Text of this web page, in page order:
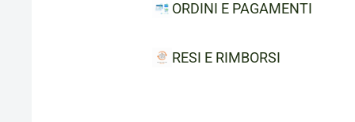
ORDINI E PAGAMENTI
RESI E RIMBORSI